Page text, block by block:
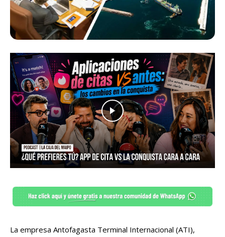
La empresa Antofagasta Terminal Internacional (ATI),